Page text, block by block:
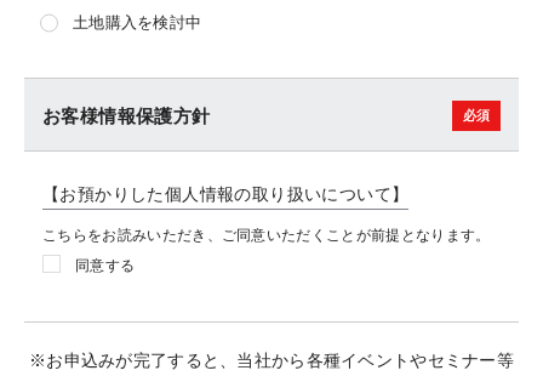
土地購入を検討中
お客様情報保護方針
【お預かりした個人情報の取り扱いについて】
こちらをお読みいただき、ご同意いただくことが前提となります。
同意する
※お申込みが完了すると、当社から各種イベントやセミナー等